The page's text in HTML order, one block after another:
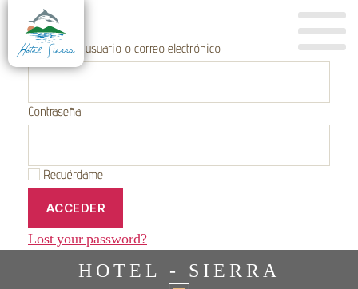
Nombre de usuario o correo electrónico
Contraseña
Recuérdame
Lost your password?
HOTEL - SIERRA